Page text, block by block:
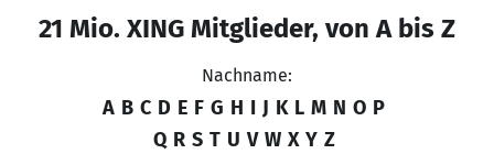
21 Mio. XING Mitglieder, von A bis Z
Nachname:
A B C D E F G H I J K L M N O P
Q R S T U V W X Y Z